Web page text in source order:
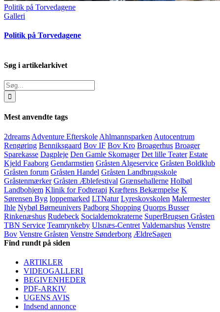
Politik på Torvedagene
Galleri
Politik på Torvedagene
Søg i artikelarkivet
Søg
efter:
Mest anvendte tags
2dreams Adventure Efterskole Ahlmannsparken Autocentrum
Rengøring Benniksgaard Bov IF Bov Kro Broagerhus Broager
Sparekasse Dagpleje Den Gamle Skomager Det lille Teater Estate
Kjeld Faaborg Gendarmstien Gråsten Algeservice Gråsten Boldklub
Gråsten forum Gråsten Handel Gråsten Landbrugsskole
Gråstenmærker Gråsten Æblefestival Grænsehallerne Holbøl
Landbohjem Klinik for Fodterapi Kræftens Bekæmpelse K
Sørensen Byg loppemarked LTNatur Lyreskovskolen Malermester
Ihle Nybøl Børneunivers Padborg Shopping Quorps Busser
Rinkenæshus Rudebeck Socialdemokraterne SuperBrugsen Gråsten
TBN Service Teamrynkeby Ulsnæs-Centret Valdemarshus Venstre
Bov Venstre Gråsten Venstre Sønderborg ÆldreSagen
Find rundt på siden
ARTIKLER
VIDEOGALLERI
BEGIVENHEDER
PDF-ARKIV
UGENS AVIS
Indsend annonce